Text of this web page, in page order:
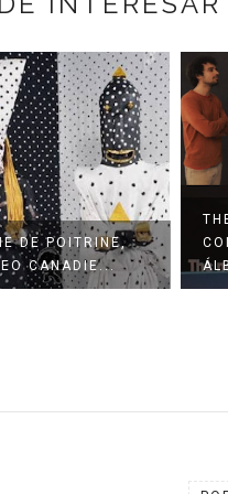
NUEVO
RE...